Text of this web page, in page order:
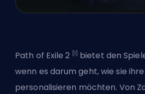
Path of Exile 2 [1]
bietet den
wenn es darum geht, wie sie ihre
personalisieren möchten. Von